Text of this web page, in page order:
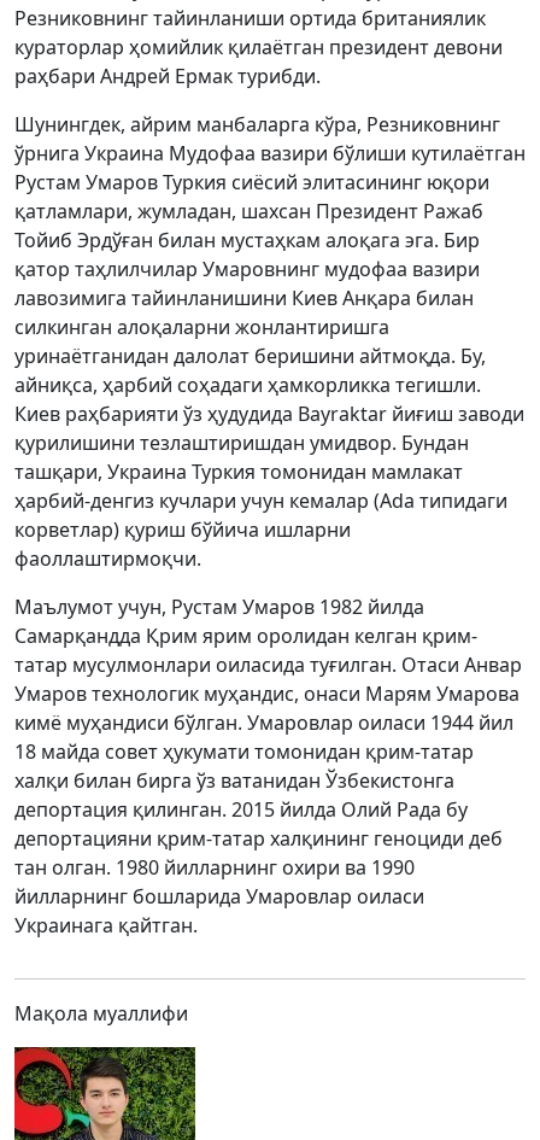
Резниковнинг тайинланиши ортида британиялик
кураторлар ҳомийлик қилаётган президент девони
раҳбари Андрей Ермак турибди.
Шунингдек, айрим манбаларга кўра, Резниковнинг
ўрнига Украина Мудофаа вазири бўлиши кутилаётган
Рустам Умаров Туркия сиёсий элитасининг юқори
қатламлари, жумладан, шахсан Президент Ражаб
Тойиб Эрдўған билан мустаҳкам алоқага эга. Бир
қатор таҳлилчилар Умаровнинг мудофаа вазири
лавозимига тайинланишини Киев Анқара билан
силкинган алоқаларни жонлантиришга
уринаётганидан далолат беришини айтмоқда. Бу,
айниқса, ҳарбий соҳадаги ҳамкорликка тегишли.
Киев раҳбарияти ўз ҳудудида Bayraktar йиғиш заводи
қурилишини тезлаштиришдан умидвор. Бундан
ташқари, Украина Туркия томонидан мамлакат
ҳарбий-денгиз кучлари учун кемалар (Ada типидаги
корветлар) қуриш бўйича ишларни
фаоллаштирмоқчи.
Маълумот учун, Рустам Умаров 1982 йилда
Самарқандда Қрим ярим оролидан келган қрим-
татар мусулмонлари оиласида туғилган. Отаси Анвар
Умаров технологик муҳандис, онаси Марям Умарова
кимё муҳандиси бўлган. Умаровлар оиласи 1944 йил
18 майда совет ҳукумати томонидан қрим-татар
халқи билан бирга ўз ватанидан Ўзбекистонга
депортация қилинган. 2015 йилда Олий Рада бу
депортацияни қрим-татар халқининг геноциди деб
тан олган. 1980 йилларнинг охири ва 1990
йилларнинг бошларида Умаровлар оиласи
Украинага қайтган.
Мақола муаллифи